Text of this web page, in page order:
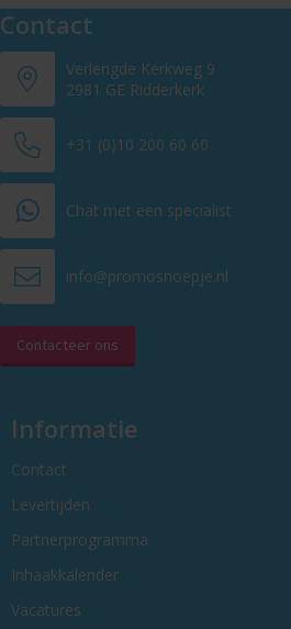
Contact
Verlengde Kerkweg 9
2981 GE Ridderkerk
+31 (0)10 200 60 60
Chat met een specialist
info@promosnoepje.nl
Contacteer ons
Informatie
Contact
Levertijden
Partnerprogramma
Inhaakkalender
Vacatures